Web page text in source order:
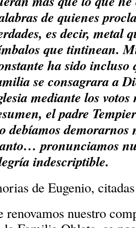
de quienes
es decir, metal
que tintinean.
ha sido incluso
se consagrara a
mediante los
el padre
debíamos demorarnos
pronunciamos
indescriptible.
de Eugenio,
renovamos nuestro